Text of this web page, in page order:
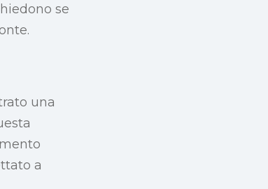
se
una
a